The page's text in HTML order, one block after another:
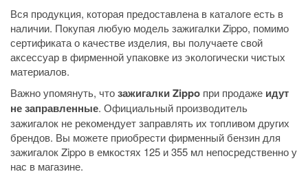
Вся продукция, которая предоставлена в каталоге есть в
наличии. Покупая любую модель зажигалки Zippo, помимо
сертификата о качестве изделия, вы получаете свой
аксессуар в фирменной упаковке из экологически чистых
материалов.
Важно упомянуть, чтозажигалки Zippo при продаже идут
не заправленные. Официальный производитель
зажигалок не рекомендует заправлять их топливом других
брендов. Вы можете приобрести фирменный бензин для
зажигалок Zippo в емкостях 125 и355 мл непосредственно у
нас в магазине.